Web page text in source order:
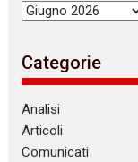
Archivi
Categorie
Analisi
Articoli
Comunicati